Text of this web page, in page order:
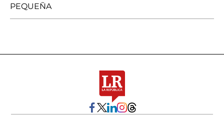
PEQUEÑA